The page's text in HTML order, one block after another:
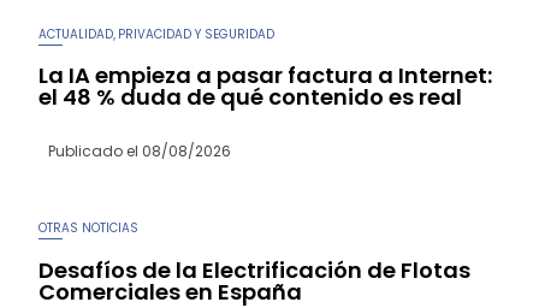
ACTUALIDAD PRIVACIDAD Y SEGURIDAD
La IA empieza a pasar factura a Internet:
el 48 % duda de qué contenido es real
Publicado el 08/08/2026
OTRAS NOTICIAS
Desafíos de la Electrificación de Flotas
Comerciales en España